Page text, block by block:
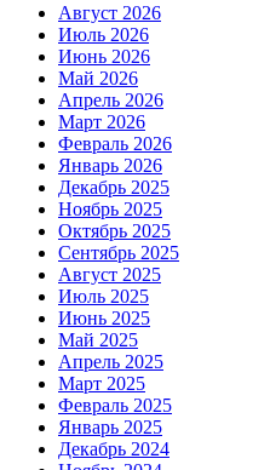
Август 2026
Июль 2026
Июнь 2026
Май 2026
Апрель 2026
Март 2026
Февраль 2026
Январь 2026
Декабрь 2025
Ноябрь 2025
Октябрь 2025
Сентябрь 2025
Август 2025
Июль 2025
Июнь 2025
Май 2025
Апрель 2025
Март 2025
Февраль 2025
Январь 2025
Декабрь 2024